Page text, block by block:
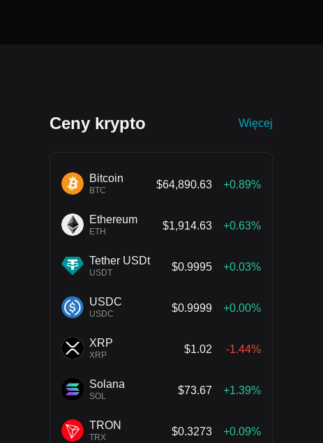
Ceny krypto Więcej
Bitcoin
BTC
$64,890.63 +0.89%
Ethereum
ETH
$1,914.63 +0.63%
Tether USDt
USDT
$0.9995 +0.03%
USDC
USDC
$0.9999 +0.00%
XRP
XRP
$1.02 -1.44%
Solana
SOL
$73.67 +1.39%
TRON
TRX
$0.3273 +0.09%